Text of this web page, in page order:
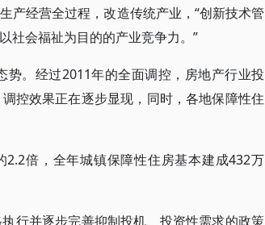
产经营全过程，改造传统产业，“创新技术管
社会福祉为目的的产业竞争力。”
。经过2011年的全面调控，房地产行业投
控效果正在逐步显现，同时，各地保障性住
倍，全年城镇保障性住房基本建成432万
行并逐步完善抑制投机、投资性需求的政策